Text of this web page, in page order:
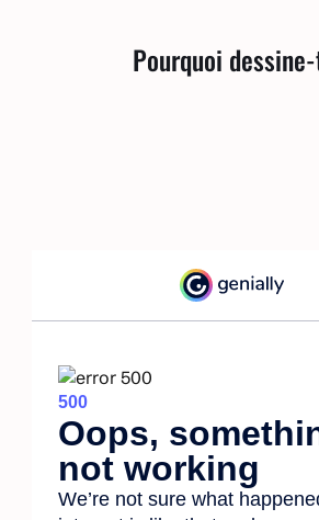
Pourquoi